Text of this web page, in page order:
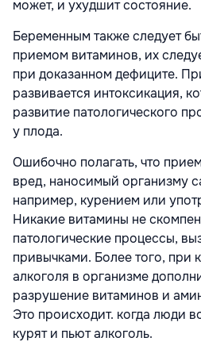
может, и ухудшит состояние.
Беременным также следует
приемом витаминов, их
при доказанном дефиците.
развивается интоксикация,
развитие патологического
у плода.
Ошибочно полагать, что
вред, наносимый организму
например, курением или
Никакие витамины не
патологические процессы,
привычками. Более того, при
алкоголя в организме
разрушение витаминов и
Это происходит. когда люди
курят и пьют алкоголь.